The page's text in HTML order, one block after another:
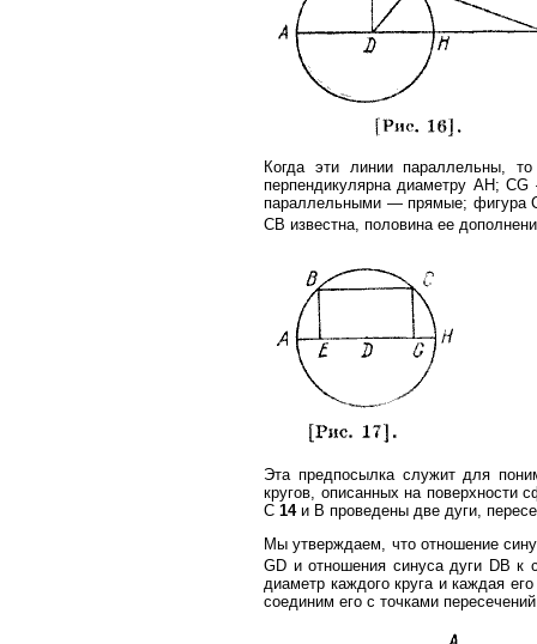
Когда эти линии параллельны,
перпендикулярна диаметру АН;
параллельными — прямые; фигура
СВ известна, половина ее
Эта предпосылка служит для
кругов, описанных на поверхности
С 14и В проведены две дуги,
Мы утверждаем, что отношение
GD и отношения синуса дуги DB к
диаметр каждого круга и каждая
соединим его с точками